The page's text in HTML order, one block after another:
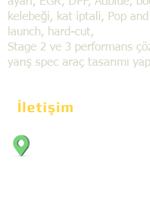
kelebeği, kat iptali, Pop
launch, hard-cut,
Stage 2 ve 3 performans
yarış spec araç tasarımı
İletişim